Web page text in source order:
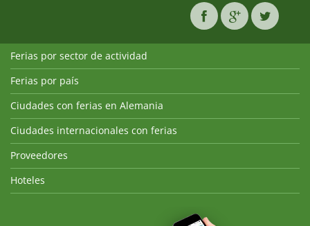
Ferias por sector de actividad
Ferias por país
Ciudades con ferias en Alemania
Ciudades internacionales con ferias
Proveedores
Hoteles